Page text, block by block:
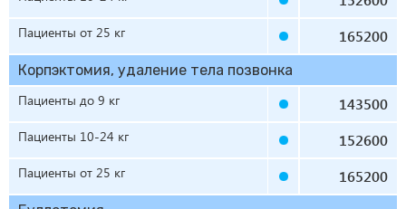
Пациенты от 25 кг 165200
Корпэктомия, удаление тела позвонка
Пациенты до 9 кг
143500
Пациенты 10-24 кг 152600
Пациенты от 25 кг 165200